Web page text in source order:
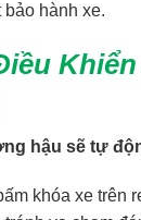
bảo hành xe.
hậu sẽ tự
khóa xe